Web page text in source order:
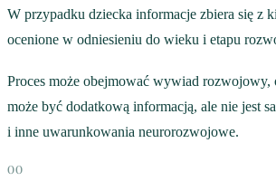
W przypadku dziecka informacje zbiera się z
ocenione w odniesieniu do wieku i etapu
Proces może obejmować wywiad
może być dodatkową informacją, ale nie jest
i inne uwarunkowania neurorozwojowe.